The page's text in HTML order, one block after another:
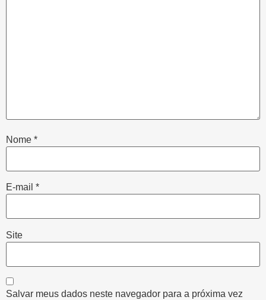
Nome *
E-mail *
Site
Salvar meus dados neste navegador para a próxima vez